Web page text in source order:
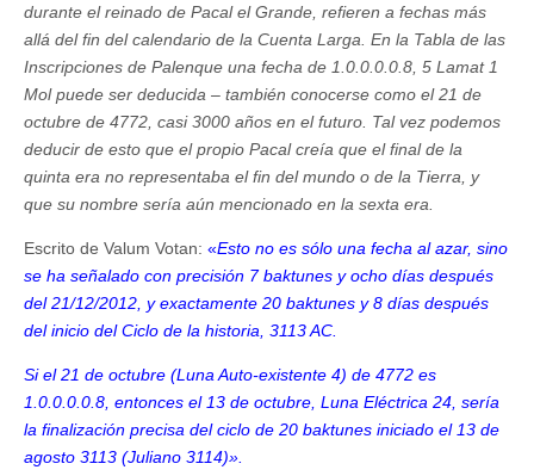
durante el reinado de Pacal el Grande, refieren a fechas más
allá del fin del calendario de la Cuenta Larga. En la Tabla de las
Inscripciones de Palenque una fecha de 1.0.0.0.0.8, 5 Lamat 1
Mol puede ser deducida – también conocerse como el 21 de
octubre de 4772, casi 3000 años en el futuro. Tal vez podemos
deducir de esto que el propio Pacal creía que el final de la
quinta era no representaba el fin del mundo o de la Tierra, y
que su nombre sería aún mencionado en la sexta era.
Escrito de Valum Votan: «Esto no es sólo una fecha al azar, sino
se ha señalado con precisión 7 baktunes y ocho días después
del 21/12/2012, y exactamente 20 baktunes y 8 días después
del inicio del Ciclo de la historia, 3113 AC.
Si el 21 de octubre (Luna Auto-existente 4) de 4772 es
1.0.0.0.0.8, entonces el 13 de octubre, Luna Eléctrica 24, sería
la finalización precisa del ciclo de 20 baktunes iniciado el 13 de
agosto 3113 (Juliano 3114)».